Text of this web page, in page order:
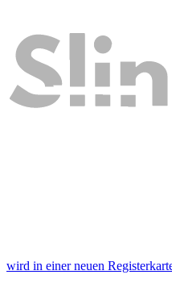
wird in einer neuen